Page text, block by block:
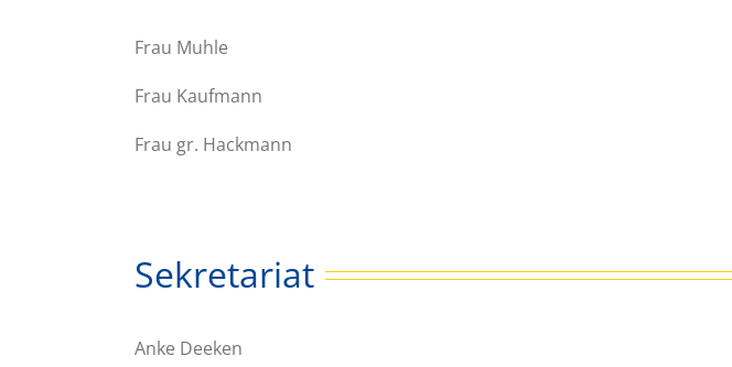
Frau Muhle
Frau Kaufmann
Frau gr. Hackmann
Sekretariat
Anke Deeken